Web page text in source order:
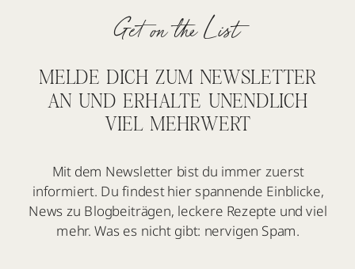
MELDE DICH ZUM NEWSLETTER
AN UND ERHALTE UNENDLICH
VIEL MEHRWERT
Mit dem Newsletter bist du immer zuerst
informiert. Du findest hier spannende Einblicke,
News zu Blogbeiträgen, leckere Rezepte und viel
mehr. Was es nicht gibt: nervigen Spam.
Get on the List